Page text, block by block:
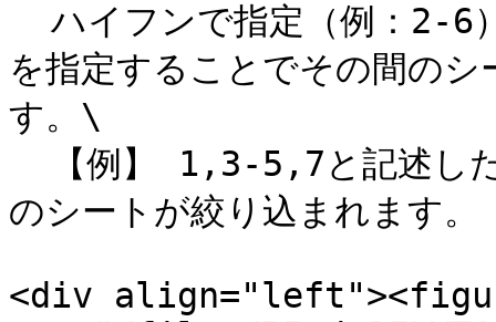
  ハイフンで指定（例：2-6）→連続するシートNo.の開始と終了
を指定することでその間の
す。\
のシートが絞り込まれます。
<div